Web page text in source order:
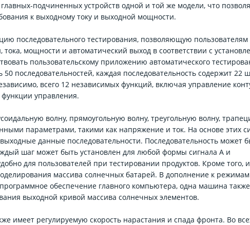
подчиненных устройств одной и той же модели, что
к выходному току и выходной мощности.
последовательного тестирования, позволяющую пользователям
мощности и автоматический выход в соответствии с
пользовательскому приложению автоматического
последовательностей, каждая последовательность содержит 22
всего 12 независимых функций, включая управление
управления.
волну, прямоугольную волну, треугольную волну,
параметрами, такими как напряжение и ток. На основе этих
данные последовательности. Последовательность может
шаг может быть установлен для любой формы сигнала А и
для пользователей при тестировании продуктов. Кроме того,
массива солнечных батарей. В дополнение к режимам
обеспечение главного компьютера, одна машина
выходной кривой массива солнечных элементов.
имеет регулируемую скорость нарастания и спада фронта. Во